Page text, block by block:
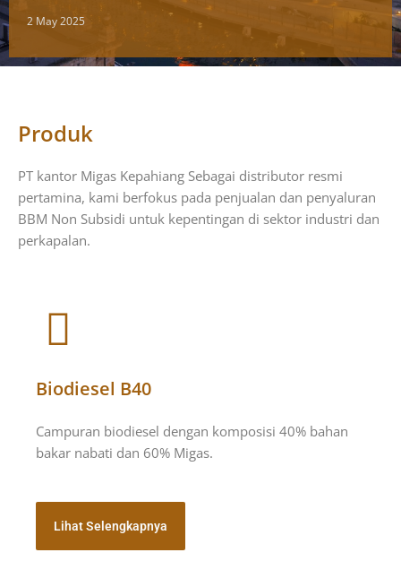
2 May 2025
Produk
PT kantor Migas Kepahiang Sebagai distributor resmi
pertamina, kami berfokus pada penjualan dan penyaluran
BBM Non Subsidi untuk kepentingan di sektor industri dan
perkapalan.
Biodiesel B40
Campuran biodiesel dengan komposisi 40% bahan
bakar nabati dan 60% Migas.
Lihat Selengkapnya